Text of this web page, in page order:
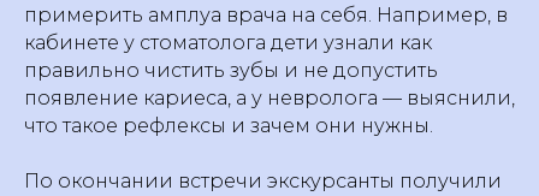
примерить амплуа врача на себя. Например, в
кабинете у стоматолога дети узнали как
правильно чистить зубы и не допустить
появление кариеса, а у невролога — выяснили,
что такое рефлексы и зачем они нужны.
По окончании встречи экскурсанты получили